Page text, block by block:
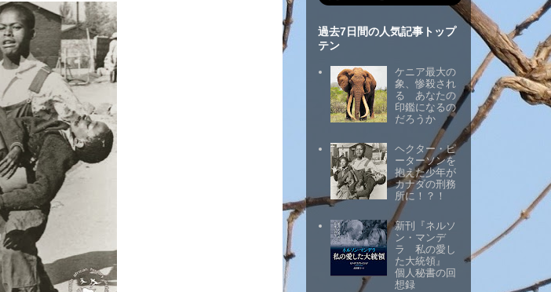
過去7日間の人気記事トップ
テン
ケニア最大の
象、惨殺され
る あなたの
印鑑になるの
だろうか
ヘクター・ピ
ーターソンを
抱えた少年が
カナダの刑務
所に！？！
新刊『ネルソ
ン・マンデ
ラ 私の愛し
た大統領』
個人秘書の回
想録